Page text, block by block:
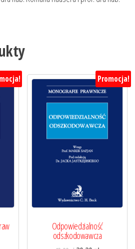
Promocja!
Odpowiedzialność
odszkodowawcza